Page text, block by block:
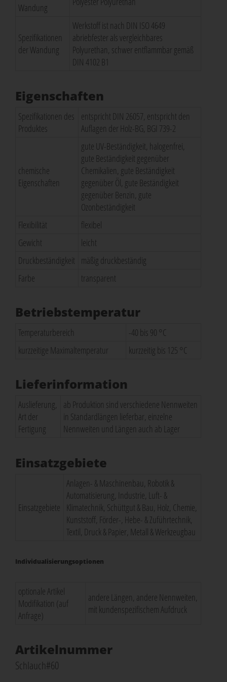
Wandung
Spezifikationen
der Wandung
Werkstoff ist nach DIN ISO 4649
abriebfester als vergleichbares
Polyurethan, schwer entflammbar gemäß
DIN 4102 B1
Eigenschaften
Spezifikationen des
Produktes
entspricht DIN 26057, entspricht den
Auflagen der Holz-BG, BGI 739-2
chemische
Eigenschaften
gute UV-Beständigkeit, halogenfrei,
gute Beständigkeit gegenüber
Chemikalien, gute Beständigkeit
gegenüber Öl, gute Beständigkeit
gegenüber Benzin, gute
Ozonbeständigkeit
Flexibilität
flexibel
Gewicht
leicht
Druckbeständigkeit mäßig druckbeständig
Farbe
transparent
Betriebstemperatur
Temperaturbereich
-40 bis 90 °C
kurzzeitige Maximaltemperatur
kurzzeitig bis 125 °C
Lieferinformation
Auslieferung,
Art der
Fertigung
ab Produktion sind verschiedene Nennweiten
in Standardlängen lieferbar, einzelne
Nennweiten und Längen auch ab Lager
Einsatzgebiete
Einsatzgebiete
Anlagen- & Maschinenbau, Robotik &
Automatisierung, Industrie, Luft- &
Klimatechnik, Schüttgut & Bau, Holz, Chemie,
Kunststoff, Förder-, Hebe- & Zuführtechnik,
Textil, Druck & Papier, Metall & Werkzeugbau
Individualisierungsoptionen
optionale Artikel
Modifikation (auf
Anfrage)
andere Längen, andere Nennweiten,
mit kundenspezifischem Aufdruck
Artikelnummer
Schlauch#60